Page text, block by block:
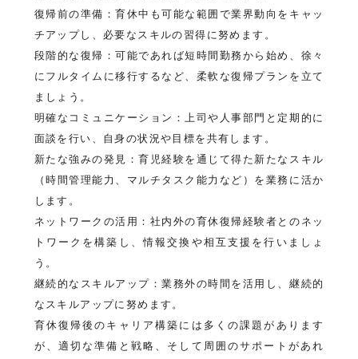
復帰前の準備：育休中も可能な範囲で業界動向をキャッ
チアップし、必要なスキルの習得に努めます。
段階的な復帰：可能であれば短時間勤務から始め、徐々
にフルタイムに移行するなど、柔軟な復帰プランを立て
ましょう。
明確なコミュニケーション：上司や人事部門と定期的に
面談を行い、自身の状況や目標を共有します。
新たな強みの発見：育児経験を通じて得た新たなスキル
（時間管理能力、マルチタスク能力など）を業務に活か
します。
ネットワークの活用：社内外の育休復帰経験者とのネッ
トワークを構築し、情報交換や相互支援を行いましょ
う。
継続的なスキルアップ：業務外の時間を活用し、継続的
なスキルアップに努めます。
育休復帰後のキャリア構築には多くの課題があります
が、適切な準備と戦略、そして周囲のサポートがあれ